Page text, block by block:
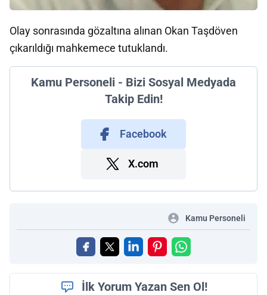
Olay sonrasında gözaltına alınan Okan Taşdöven
çıkarıldığı mahkemece tutuklandı.
Kamu Personeli - Bizi Sosyal Medyada
Takip Edin!
Facebook
X.com
Kamu Personeli
İlk Yorum Yazan Sen Ol!